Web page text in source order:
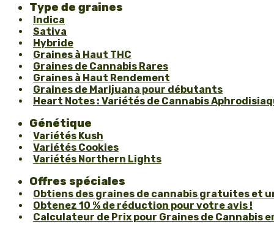
Type de graines
Indica
Sativa
Hybride
Graines à Haut THC
Graines de Cannabis Rares
Graines à Haut Rendement
Graines de Marijuana pour débutants
Heart Notes : Variétés de Cannabis
Génétique
Variétés Kush
Variétés Cookies
Variétés Northern Lights
Offres spéciales
Obtiens des graines de cannabis gratuites et
Obtenez 10 % de réduction pour votre avis !
Calculateur de Prix pour Graines de Cannabis